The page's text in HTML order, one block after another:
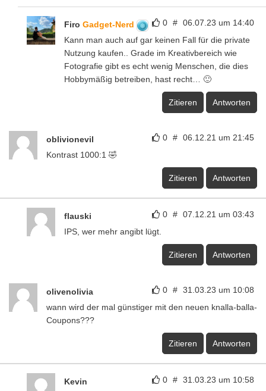
0 # 06.07.23 um 14:40
Firo Gadget-Nerd
Kann man auch auf gar keinen Fall für die private
Nutzung kaufen.. Grade im Kreativbereich wie
Fotografie gibt es echt wenig Menschen, die dies
Hobbymäßig betreiben, hast recht… 🙂
Zitieren Antworten
0 # 06.12.21 um 21:45
oblivionevil
Kontrast 1000:1 🤣
Zitieren Antworten
0 # 07.12.21 um 03:43
flauski
IPS, wer mehr angibt lügt.
Zitieren Antworten
0 # 31.03.23 um 10:08
olivenolivia
wann wird der mal günstiger mit den neuen knalla-balla-
Coupons???
Zitieren Antworten
0 # 31.03.23 um 10:58
Kevin